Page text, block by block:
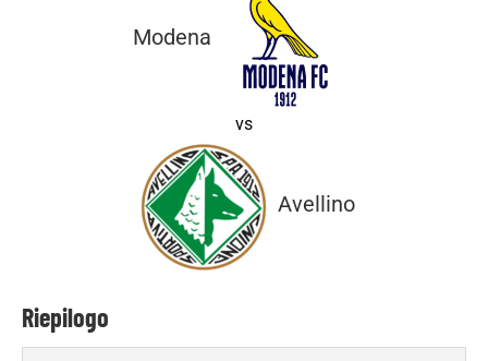
Modena
vs
Avellino
Riepilogo